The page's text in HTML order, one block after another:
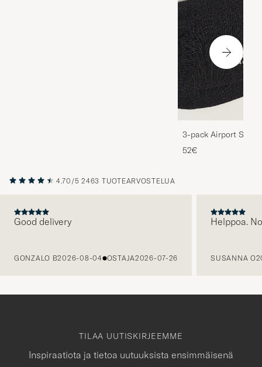
3-pack Airport
Melange
52€
4.70/5 2463 TUOTEARVOSTELUA
Good delivery
GONZALO B2026-08-04 OSTAJA2026-07-26
Helppoa.
SUSANNA O
TILAA UUTISKIRJEEMME
Inspiraatiota ja tietoa uutuuksista ensimmäisenä